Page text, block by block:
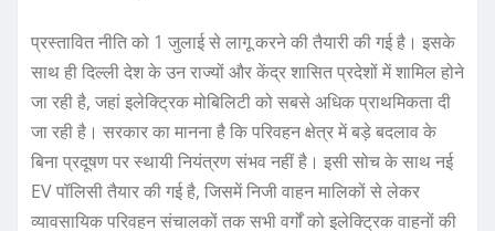
प्रस्तावित नीति को 1 जुलाई से लागू करने की तैयारी की गई है। इसके
साथ ही दिल्ली देश के उन राज्यों और केंद्र शासित प्रदेशों में शामिल होने
जा रही है, जहां इलेक्ट्रिक मोबिलिटी को सबसे अधिक प्राथमिकता दी
जा रही है। सरकार का मानना है कि परिवहन क्षेत्र में बड़े बदलाव के
बिना प्रदूषण पर स्थायी नियंत्रण संभव नहीं है। इसी सोच के साथ नई
EV पॉलिसी तैयार की गई है, जिसमें निजी वाहन मालिकों से लेकर
व्यावसायिक परिवहन संचालकों तक सभी वर्गों को इलेक्ट्रिक वाहनों की